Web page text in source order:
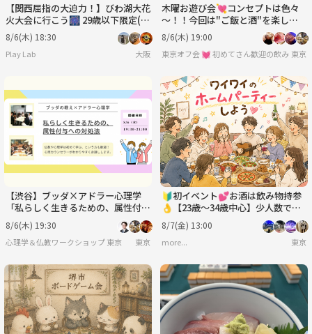
【関西屈指の大迫力！】びわ湖大花
火大会に行こう🎆 29歳以下限定(一
部除く)
8/6(木) 18:30
Play Lab 大阪
木曜お遊び会💘コンセプトは色々
～！！今回は"ご飯と酒"を楽しむ
👄大人になっても遊びたい⭐平日
飲み会♪
8/6(木) 19:00
東京オフ会 💓 初めてさん歓迎の飲み会で
東京
【渋谷】ブッダ×アドラー心理学
「私らしく生きるための、属性付与
への対処法」ワークショップ-東京
8/6(木) 19:30
心理学＆仏教ワークショップ 東京 東京
🔰初イベント💕お酒は飲み物持参
👌【23歳～34歳中心】少人数でホ
ームパーティーという名のランチ会
😋🍴🎉
8/7(金) 13:00
more... 東京